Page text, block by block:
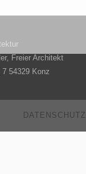
Freier Architekt
7 54329 Konz
DATENSCHUTZ